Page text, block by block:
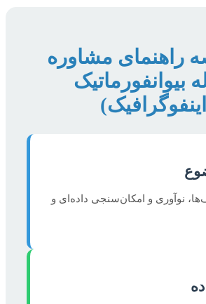
راهنمای مشاوره
بیوانفورماتیک
نوآوری و امکان‌سنجی داده‌ای و